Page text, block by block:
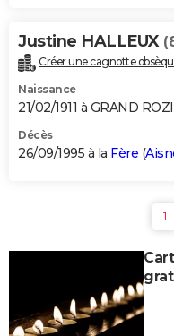
Justine HALLEUX
Créer une cagnotte
Naissance
21/02/1911 à GRAND
Décès
26/09/1995 à la Fère (
1